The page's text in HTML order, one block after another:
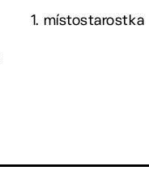
1. místostarostka